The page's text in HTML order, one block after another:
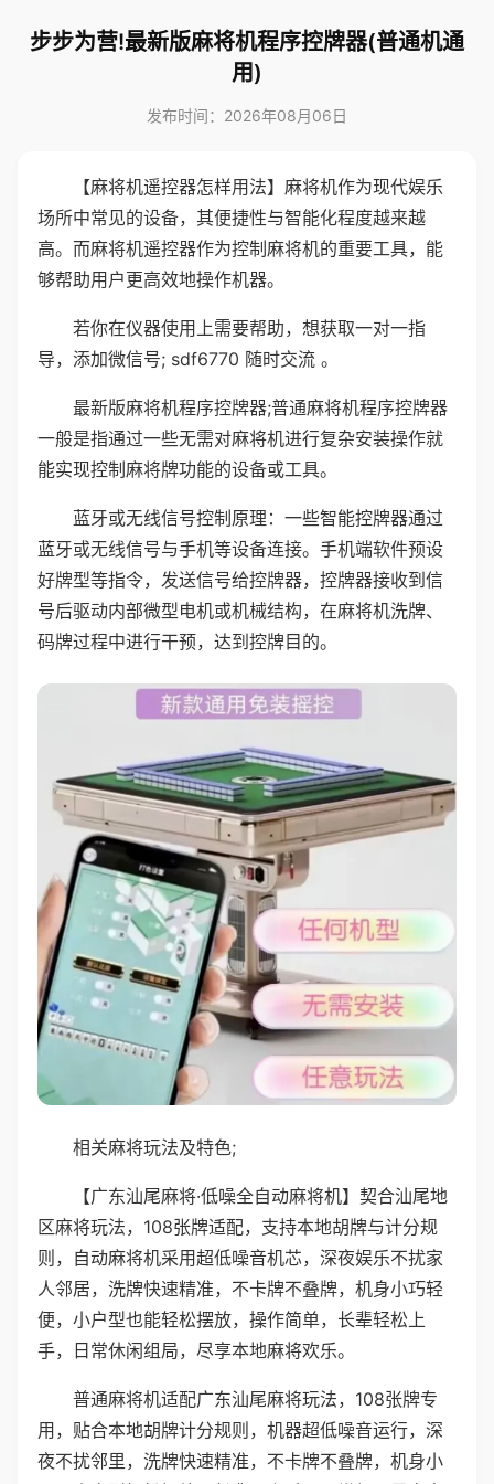
步步为营!最新版麻将机程序控牌器(普通机通
用)
发布时间：2026年08月06日
【麻将机遥控器怎样用法】麻将机作为现代娱乐
场所中常见的设备，其便捷性与智能化程度越来越
高。而麻将机遥控器作为控制麻将机的重要工具，能
够帮助用户更高效地操作机器。
若你在仪器使用上需要帮助，想获取一对一指
导，添加微信号; sdf6770 随时交流 。
最新版麻将机程序控牌器;普通麻将机程序控牌器
一般是指通过一些无需对麻将机进行复杂安装操作就
能实现控制麻将牌功能的设备或工具。
蓝牙或无线信号控制原理：一些智能控牌器通过
蓝牙或无线信号与手机等设备连接。手机端软件预设
好牌型等指令，发送信号给控牌器，控牌器接收到信
号后驱动内部微型电机或机械结构，在麻将机洗牌、
码牌过程中进行干预，达到控牌目的。
相关麻将玩法及特色;
【广东汕尾麻将·低噪全自动麻将机】契合汕尾地
区麻将玩法，108张牌适配，支持本地胡牌与计分规
则，自动麻将机采用超低噪音机芯，深夜娱乐不扰家
人邻居，洗牌快速精准，不卡牌不叠牌，机身小巧轻
便，小户型也能轻松摆放，操作简单，长辈轻松上
手，日常休闲组局，尽享本地麻将欢乐。
普通麻将机适配广东汕尾麻将玩法，108张牌专
用，贴合本地胡牌计分规则，机器超低噪音运行，深
夜不扰邻里，洗牌快速精准，不卡牌不叠牌，机身小